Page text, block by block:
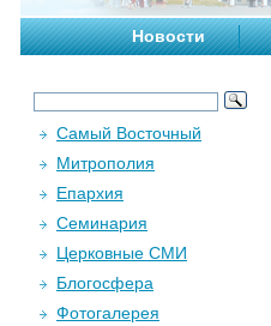
Новости
Самый Восточный
Митрополия
Епархия
Семинария
Церковные СМИ
Блогосфера
Фотогалерея